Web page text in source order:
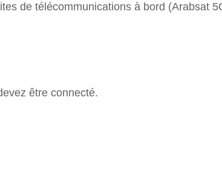
de télécommunications à bord (Arabsat
être connecté.